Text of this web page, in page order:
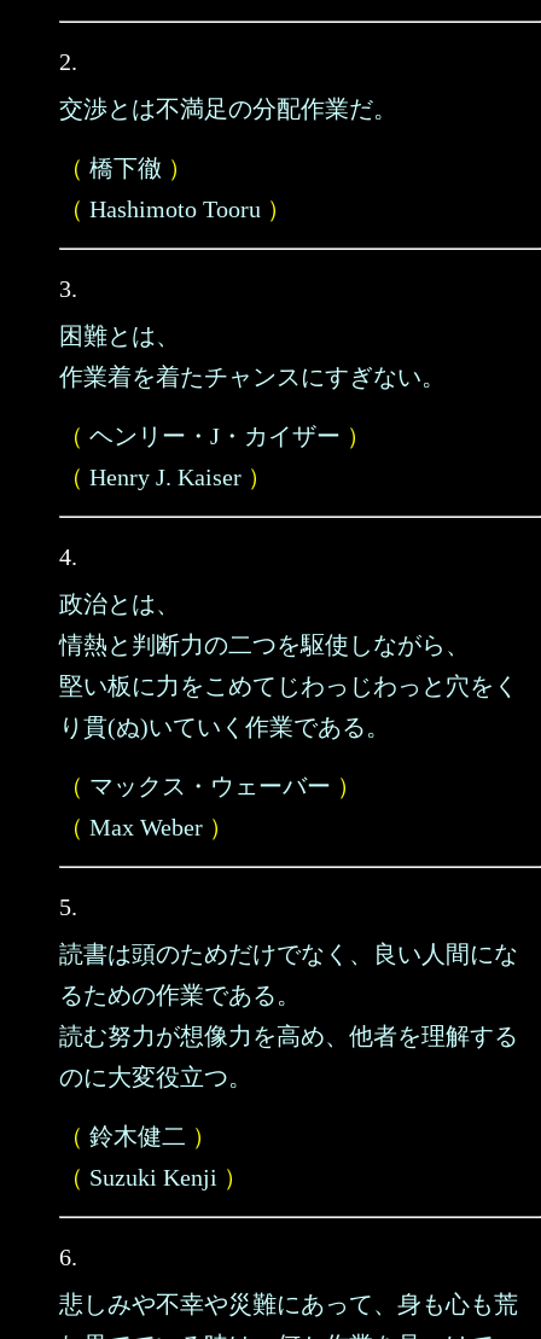
2.
交渉とは不満足の分配作業だ。
（ 橋下徹 ）
（ Hashimoto Tooru ）
3.
困難とは、
作業着を着たチャンスにすぎない。
（ ヘンリー・J・カイザー ）
（ Henry J. Kaiser ）
4.
政治とは、
情熱と判断力の二つを駆使しながら、
堅い板に力をこめてじわっじわっと穴をく
り貫(ぬ)いていく作業である。
（ マックス・ウェーバー ）
（ Max Weber ）
5.
読書は頭のためだけでなく、良い人間にな
るための作業である。
読む努力が想像力を高め、他者を理解する
のに大変役立つ。
（ 鈴木健二 ）
（ Suzuki Kenji ）
6.
悲しみや不幸や災難にあって、身も心も荒